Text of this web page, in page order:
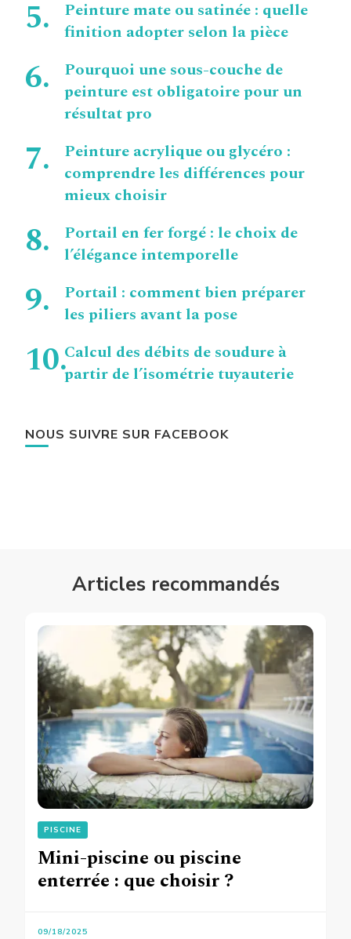
Peinture mate ou satinée : quelle
finition adopter selon la pièce
Pourquoi une sous-couche de
peinture est obligatoire pour un
résultat pro
Peinture acrylique ou glycéro :
comprendre les différences pour
mieux choisir
Portail en fer forgé : le choix de
l’élégance intemporelle
Portail : comment bien préparer
les piliers avant la pose
Calcul des débits de soudure à
partir de l’isométrie tuyauterie
NOUS SUIVRE SUR FACEBOOK
Articles recommandés
PISCINE
Mini-piscine ou piscine
enterrée : que choisir ?
09/18/2025